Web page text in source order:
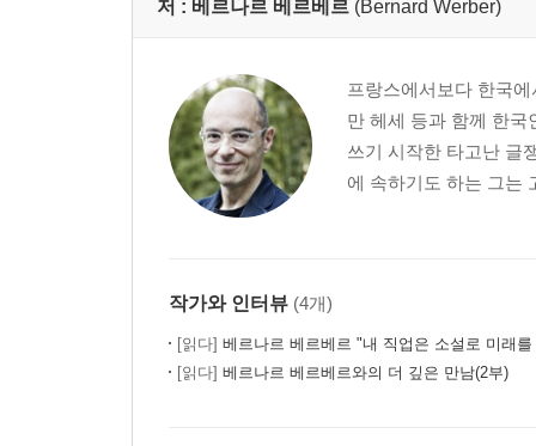
저 : 베르나르 베르베르 (Bernard Werber)
프랑스에서보다 한국
만 헤세 등과 함께 한
쓰기 시작한 타고난 글
에 속하기도 하는 그는
작가와 인터뷰 (4개)
[읽다] 베르나르 베르베르 "내 직업은 소설로 미래
[읽다] 베르나르 베르베르와의 더 깊은 만남(2부)